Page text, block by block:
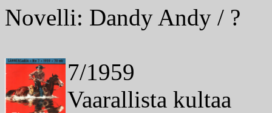
Novelli: Dandy Andy / ?
7/1959
Vaarallista kultaa